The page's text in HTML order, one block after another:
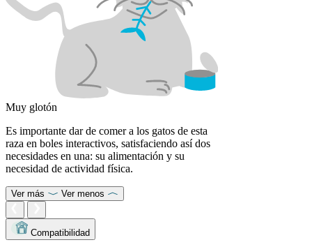
Muy glotón
Es importante dar de comer a los gatos de esta
raza en boles interactivos, satisfaciendo así dos
necesidades en una: su alimentación y su
necesidad de actividad física.
Ver más Ver menos
Compatibilidad